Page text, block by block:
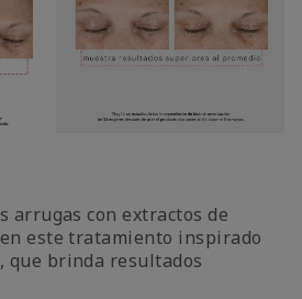
arrugas con extractos de
este tratamiento inspirado
que brinda resultados